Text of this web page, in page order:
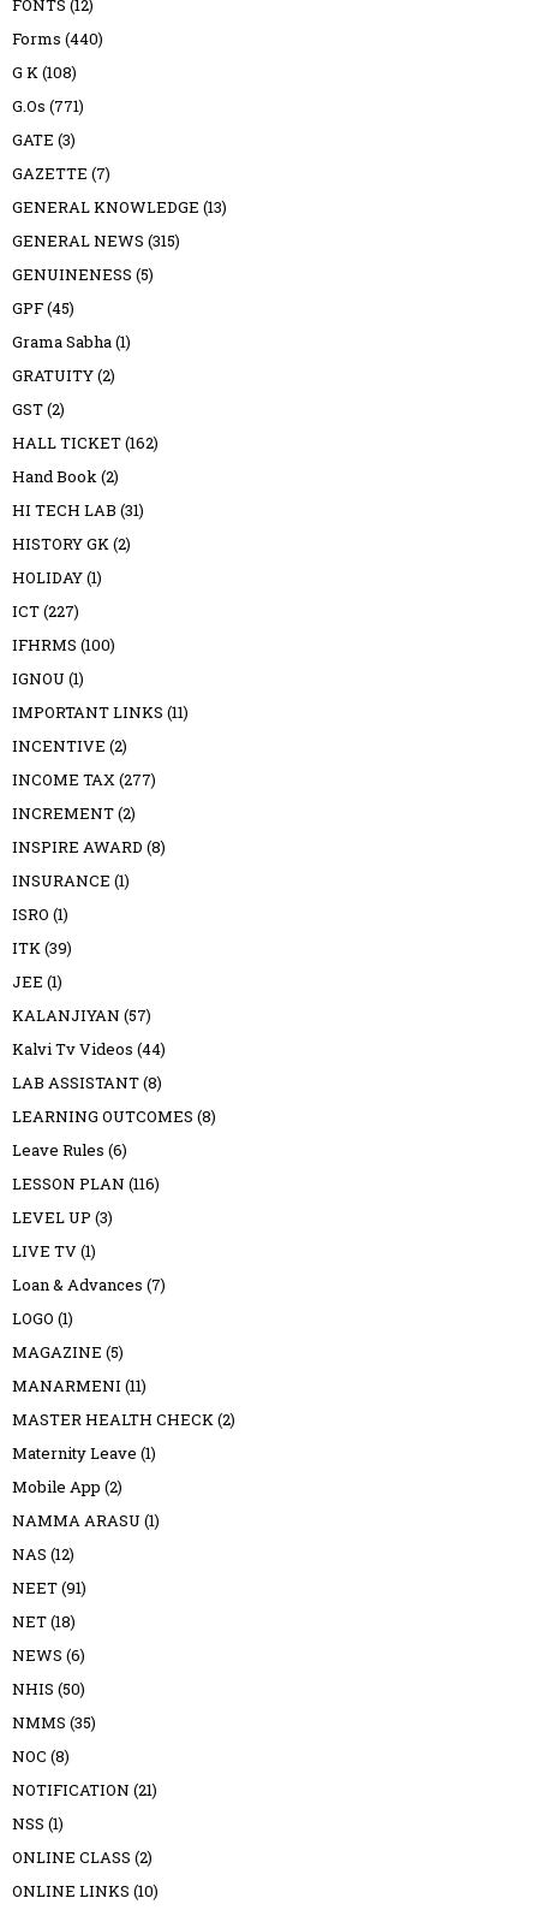
FONTS (12)
Forms (440)
G K(108)
G.Os (771)
GATE (3)
GAZETTE (7)
GENERAL KNOWLEDGE (13)
GENERAL NEWS (315)
GENUINENESS (5)
GPF(45)
Grama Sabha(1)
GRATUITY(2)
GST(2)
HALL TICKET(162)
Hand Book(2)
HI TECH LAB (31)
HISTORY GK(2)
HOLIDAY(1)
ICT(227)
IFHRMS (100)
IGNOU (1)
IMPORTANT LINKS (11)
INCENTIVE (2)
INCOME TAX(277)
INCREMENT(2)
INSPIRE AWARD (8)
INSURANCE (1)
ISRO (1)
ITK(39)
JEE (1)
KALANJIYAN (57)
Kalvi Tv Videos (44)
LAB ASSISTANT(8)
LEARNING OUTCOMES (8)
Leave Rules (6)
LESSON PLAN (116)
LEVEL UP (3)
LIVE TV(1)
Loan & Advances (7)
LOGO (1)
MAGAZINE (5)
MANARMENI (11)
MASTER HEALTH CHECK(2)
Maternity Leave (1)
Mobile App (2)
NAMMA ARASU (1)
NAS (12)
NEET(91)
NET(18)
NEWS (6)
NHIS (50)
NMMS (35)
NOC (8)
NOTIFICATION (21)
NSS (1)
ONLINE CLASS (2)
ONLINE LINKS (10)